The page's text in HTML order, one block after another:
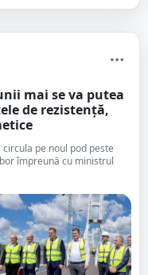
mai se va putea
de rezistență,
pe noul pod peste
împreună cu ministrul